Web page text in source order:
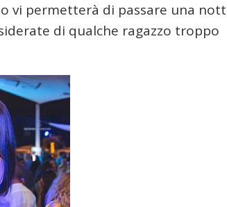
vi permetterà di passare una
di qualche ragazzo troppo